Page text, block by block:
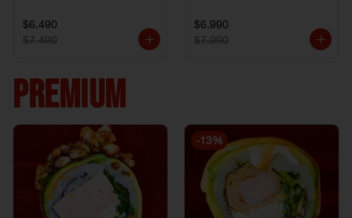
$6.490
$7.490
$6.990
$7.990
PREMIUM
-13%